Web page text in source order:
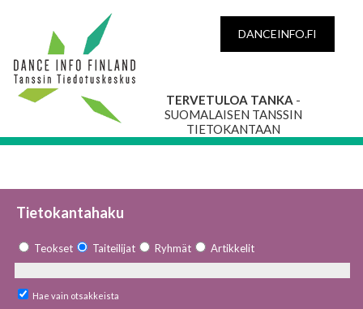
DANCEINFO.FI
TERVETULOA TANKA -
SUOMALAISEN TANSSIN
TIETOKANTAAN
Tietokantahaku
Teokset Taiteilijat Ryhmät Artikkelit
Hae vain otsakkeista